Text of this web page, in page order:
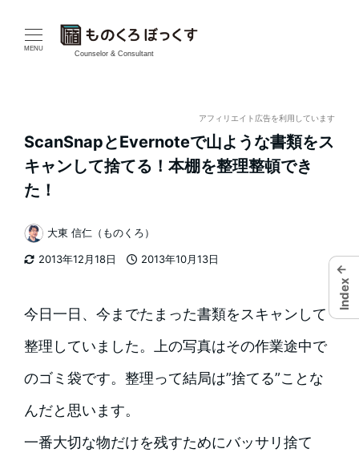
MENU
Counselor & Consultant
アフィリエイト広告を利用しています
ScanSnapとEvernoteで山ような書類をス
キャンして捨てる！本棚を整理整頓でき
た！
2013年12月18日
2013年10月13日
著
者
大東 信仁（ものくろ）
今日一日、今までたまった書類をスキャンして
整理していました。上の写真はその作業途中で
のゴミ袋です。整理って結局は”捨てる”ことな
んだと思います。
一番大切な物だけを残すためにバッサリ捨て
←
Index